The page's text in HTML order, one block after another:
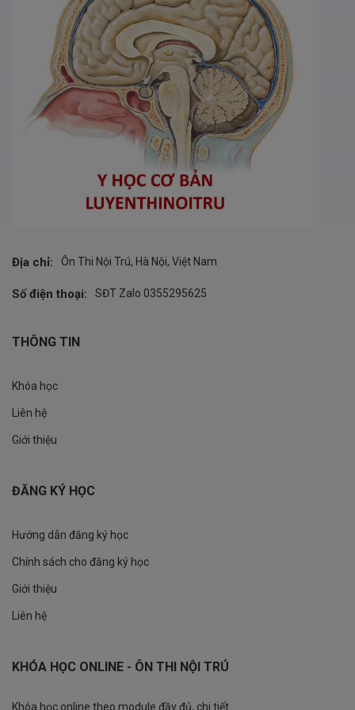
Địa chỉ: Ôn Thi Nội Trú, Hà Nội, Việt Nam
Số điện thoại: SĐT Zalo 0355295625
THÔNG TIN
Khóa học
Liên hệ
Giới thiệu
ĐĂNG KÝ HỌC
Hướng dẫn đăng ký học
Chính sách cho đăng ký học
Giới thiệu
Liên hệ
KHÓA HỌC ONLINE - ÔN THI NỘI TRÚ
Khóa học online theo module đầy đủ, chi tiết